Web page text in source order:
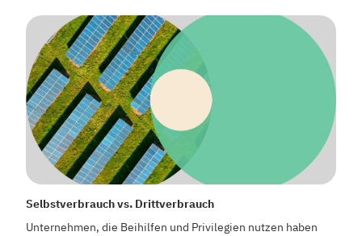
Selbstverbrauch vs. Drittverbrauch
Unternehmen, die Beihilfen und Privilegien nutzen haben